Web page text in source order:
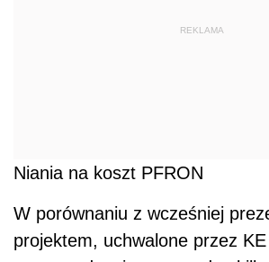
REKLAMA
Niania na koszt PFRON
W porównaniu z wcześniej
projektem, uchwalone przez KE